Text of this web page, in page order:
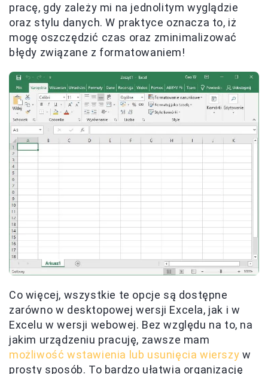
pracę, gdy zależy mi na jednolitym wyglądzie
oraz stylu danych. W praktyce oznacza to, iż
mogę oszczędzić czas oraz zminimalizować
błędy związane z formatowaniem!
Co więcej, wszystkie te opcje są dostępne
zarówno w desktopowej wersji Excela, jak i w
Excelu w wersji webowej. Bez względu na to, na
jakim urządzeniu pracuję, zawsze mam
możliwość wstawienia lub usunięcia wierszy w
prosty sposób. To bardzo ułatwia organizację